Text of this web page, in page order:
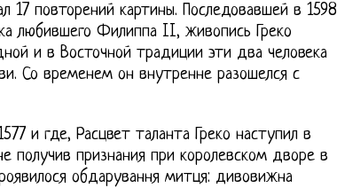
17 повторений картины. Последовавшей в 1598
любившего Филиппа II, живопись Греко
и в Восточной традиции эти два человека
Со временем он внутренне разошелся с
и где, Расцвет таланта Греко наступил в
получив признания при королевском дворе в
обдарування митця: дивовижна